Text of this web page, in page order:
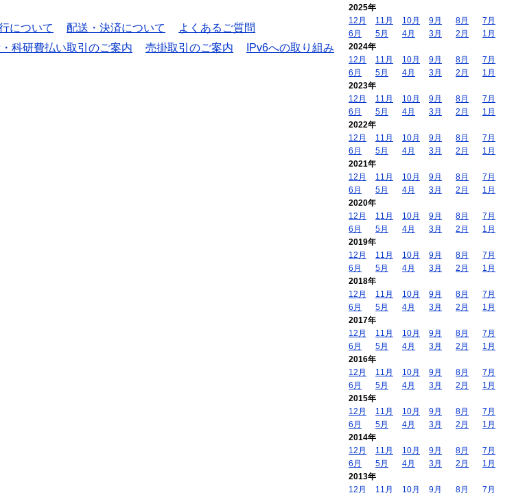
について 配送・決済について
よくあるご質問
科研費払い取引のご案内 売掛取引のご案内
IPv6への取り組み
2025年
12月
11月 10月 9月 8月
7月
6月
5月 4月 3月 2月
1月
2024年
12月
11月 10月 9月 8月
7月
6月
5月 4月 3月 2月
1月
2023年
12月
11月 10月 9月 8月
7月
6月
5月 4月 3月 2月
1月
2022年
12月
11月 10月 9月 8月
7月
6月
5月 4月 3月 2月
1月
2021年
12月
11月 10月 9月 8月
7月
6月
5月 4月 3月 2月
1月
2020年
12月
11月 10月 9月 8月
7月
6月
5月 4月 3月 2月
1月
2019年
12月
11月 10月 9月 8月
7月
6月
5月 4月 3月 2月
1月
2018年
12月
11月 10月 9月 8月
7月
6月
5月 4月 3月 2月
1月
2017年
12月
11月 10月 9月 8月
7月
6月
5月 4月 3月 2月
1月
2016年
12月
11月 10月 9月 8月
7月
6月
5月 4月 3月 2月
1月
2015年
12月
11月 10月 9月 8月
7月
6月
5月 4月 3月 2月
1月
2014年
12月
11月 10月 9月 8月
7月
6月
5月 4月 3月 2月
1月
2013年
12月
11月 10月 9月 8月 7月